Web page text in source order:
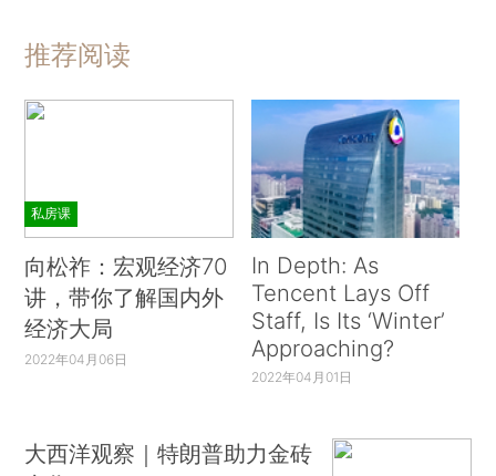
推荐阅读
私房课
向松祚：宏观经济70
讲，带你了解国内外
经济大局
2022年04月06日
In Depth: As
Tencent Lays Off
Staff, Is Its ‘Winter’
Approaching?
2022年04月01日
大西洋观察｜特朗普助力金砖